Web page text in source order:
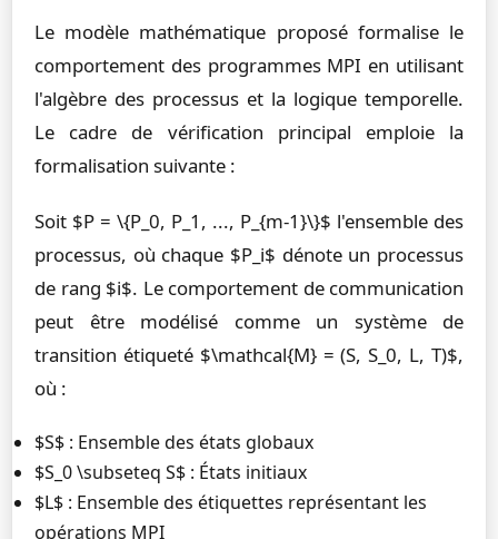
Le modèle mathématique proposé formalise le
comportement des programmes MPI en utilisant
l'algèbre des processus et la logique temporelle.
Le cadre de vérification principal emploie la
formalisation suivante :
Soit $P = \{P_0, P_1, ..., P_{m-1}\}$ l'ensemble des
processus, où chaque $P_i$ dénote un processus
de rang $i$. Le comportement de communication
peut être modélisé comme un système de
transition étiqueté $\mathcal{M} = (S, S_0, L, T)$,
où :
$S$ : Ensemble des états globaux
$S_0 \subseteq S$ : États initiaux
$L$ : Ensemble des étiquettes représentant les
opérations MPI